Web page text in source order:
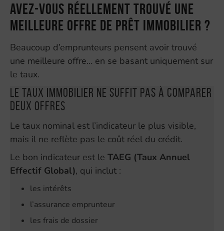
Avez-vous réellement trouvé une
meilleure offre de prêt immobilier ?
Beaucoup d’emprunteurs pensent avoir trouvé
une meilleure offre… en se basant uniquement sur
le taux.
Le taux immobilier ne suffit pas à comparer
deux offres
Le taux nominal est l’indicateur le plus visible,
mais il ne reflète pas le coût réel du crédit.
Le bon indicateur est le TAEG (Taux Annuel
Effectif Global), qui inclut :
les intérêts
l’assurance emprunteur
les frais de dossier